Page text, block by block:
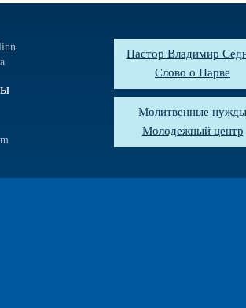
Пастор Владимир
Слово о Нарве
Молитвенные нужды
Молодежный центр